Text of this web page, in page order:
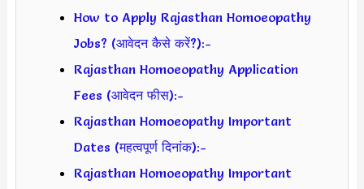
How to Apply Rajasthan Homoeopathy
Jobs? (आवेदन कैसे करें?):-
Rajasthan Homoeopathy Application
Fees (आवेदन फीस):-
Rajasthan Homoeopathy Important
Dates (महत्वपूर्ण दिनांक):-
Rajasthan Homoeopathy Important